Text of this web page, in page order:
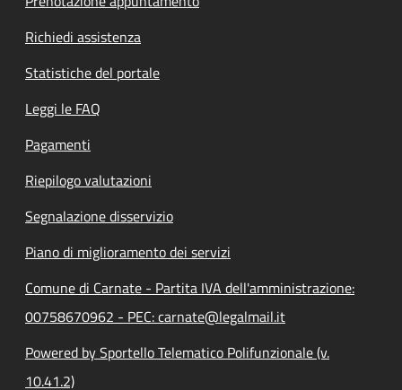
Richiedi assistenza
Statistiche del portale
Leggi le FAQ
Pagamenti
Riepilogo valutazioni
Segnalazione disservizio
Piano di miglioramento dei servizi
Comune di Carnate - Partita IVA dell'amministrazione:
00758670962 - PEC: carnate@legalmail.it
Powered by Sportello Telematico Polifunzionale (v.
10.41.2)